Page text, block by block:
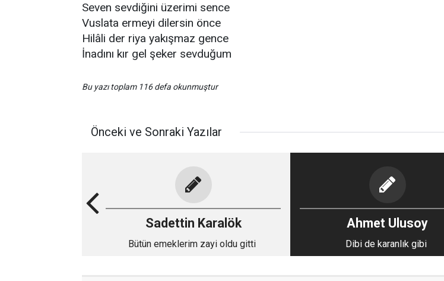
Seven sevdiğini üzerimi sence
Vuslata ermeyi dilersin önce
Hilâli der riya yakışmaz gence
İnadını kır gel şeker sevduğum
Bu yazı toplam 116 defa okunmuştur
Önceki ve Sonraki Yazılar
Sadettin Karalök
Bütün emeklerim zayi oldu gitti
Ahmet Ulusoy
Dibi de karanlık gibi